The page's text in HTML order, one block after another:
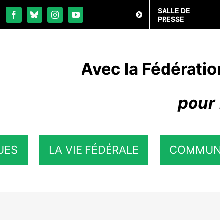
SALLE DE
PRESSE
Avec la
pour
LA VIE FÉDÉRALE